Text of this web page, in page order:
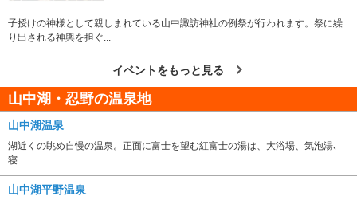
子授けの神様として親しまれている山中諏訪神社の例祭が行われます。祭に繰
り出される神輿を担ぐ...
イベントをもっと見る
山中湖・忍野の温泉地
山中湖温泉
湖近くの眺め自慢の温泉。正面に富士を望む紅富士の湯は、大浴場、気泡湯､
寝...
山中湖平野温泉